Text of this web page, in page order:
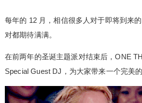
每年的 12 月，相信很多人对于即将到来
对都期待满满。
在前两年的圣诞主题派对结束后，ONE
Special Guest DJ，为大家带来一个完美的
吗？
每年的 12 月，相信很多人对于即
HIRD 圣诞派对都期待满满。 在前
Guest DJ，为大家带来一个完美